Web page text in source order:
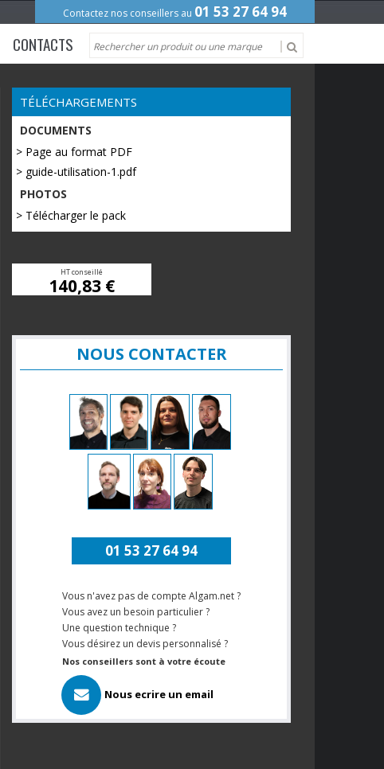
Contactez nos conseillers au 01 53 27 64 94
CONTACTS
TÉLÉCHARGEMENTS
DOCUMENTS
> Page au format PDF
> guide-utilisation-1.pdf
PHOTOS
> Télécharger le pack
HT conseillé
140,83 €
NOUS CONTACTER
01 53 27 64 94
Vous n'avez pas de compte Algam.net ?
Vous avez un besoin particulier ?
Une question technique ?
Vous désirez un devis personnalisé ?
Nos conseillers sont à votre écoute
Nous ecrire un email